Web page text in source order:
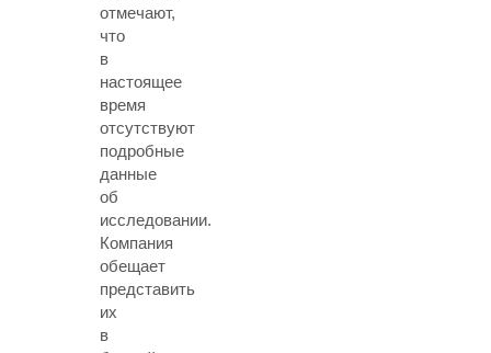
отмечают,
что
в
настоящее
время
отсутствуют
подробные
данные
об
исследовании.
Компания
обещает
представить
их
в